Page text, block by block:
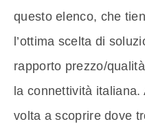
questo elenco, che
l’ottima scelta di
rapporto prezzo/
la connettività
volta a scoprire dove